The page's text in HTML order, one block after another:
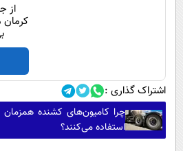
از
کرمان
اشتراک گذاری :
چرا کامیون‌های کشنده
استفاده می‌کنند؟